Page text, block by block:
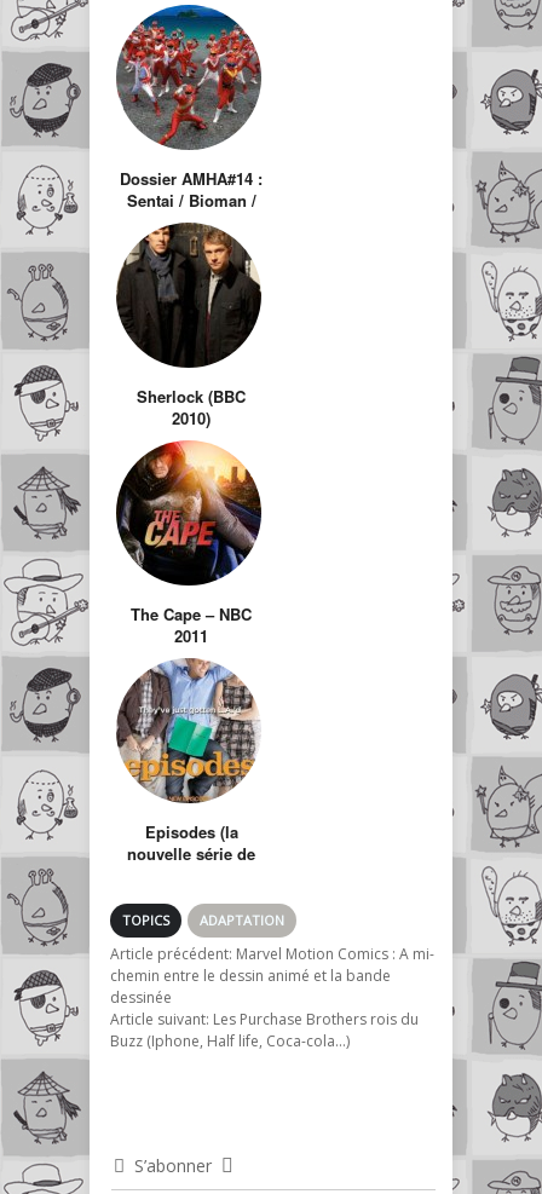
Dossier AMHA#14 :
Sentai / Bioman /
Power Rangers –
35ème anniversaire
Sherlock (BBC
2010)
The Cape – NBC
2011
Episodes (la
nouvelle série de
TOPICS ADAPTATION
Article précédent: Marvel Motion Comics : A mi-
chemin entre le dessin animé et la bande
dessinée
Article suivant: Les Purchase Brothers rois du
Buzz (Iphone, Half life, Coca-cola…)
S’abonner